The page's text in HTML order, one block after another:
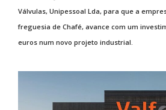
Válvulas, Unipessoal Lda, para que a
freguesia de Chafé, avance com um
euros num novo projeto industrial.